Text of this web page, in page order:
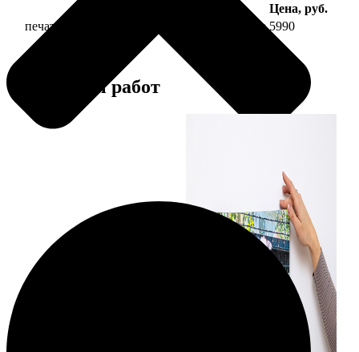
Цена, руб.
печать фото на холсте 50х70 на подрамнике 5990
Примеры работ